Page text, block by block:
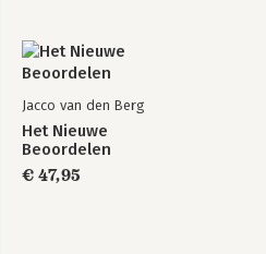
Jacco van den Berg
Het Nieuwe
Beoordelen
€ 47,95